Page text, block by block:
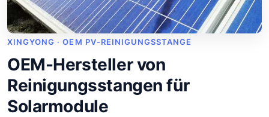
XINGYONG · OEM PV-REINIGUNGSSTANGE
OEM-Hersteller von
Reinigungsstangen für
Solarmodule